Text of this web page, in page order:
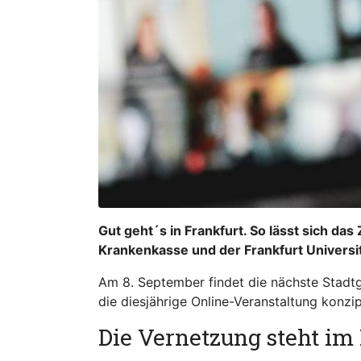
Gut geht´s in Frankfurt. So lässt sich
Krankenkasse und der Frankfurt
Am 8. September findet die nächste
die diesjährige Online-Veranstaltung
Die Vernetzung steht